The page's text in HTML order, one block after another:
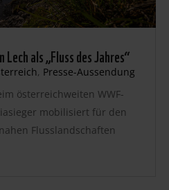
als „Fluss des Jahres“
, Presse-Aussendung
österreichweiten WWF-
mobilisiert für den
Flusslandschaften